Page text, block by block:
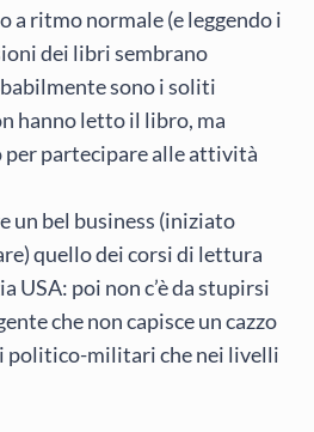
a ritmo normale (e leggendo i
dei libri sembrano
sono i soliti
hanno letto il libro, ma
partecipare alle attività
un bel business (iniziato
quello dei corsi di lettura
USA: poi non c’è da stupirsi
che non capisce un cazzo
politico-militari che nei livelli